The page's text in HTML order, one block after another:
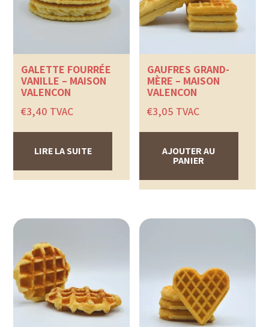
GALETTE FOURRÉE
VANILLE – MAISON
VALENÇON
€3,40 TVAC
LIRE LA SUITE
GAUFRES GRAND-
MÈRE – MAISON
VALENÇON
€3,05 TVAC
AJOUTER AU
PANIER